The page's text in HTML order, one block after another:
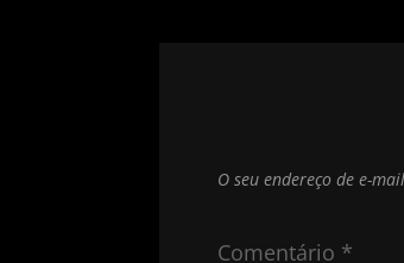
O seu endereço de e-
Comentário *